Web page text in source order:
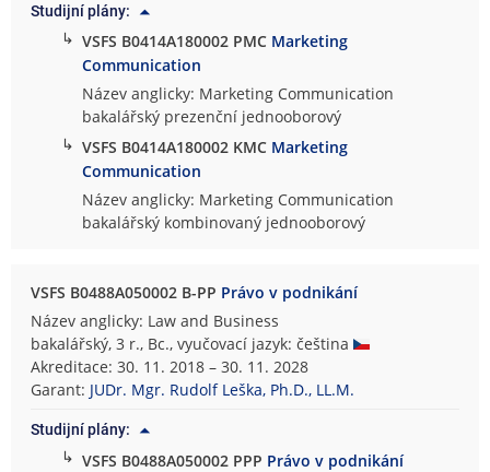
Studijní plány:
↳ VSFS B0414A180002 PMC Marketing
Communication
Název anglicky: Marketing Communication
bakalářský prezenční jednooborový
↳ VSFS B0414A180002 KMC Marketing
Communication
Název anglicky: Marketing Communication
bakalářský kombinovaný jednooborový
VSFS B0488A050002 B-PP Právo v podnikání
Název anglicky: Law and Business
bakalářský, 3 r., Bc., vyučovací jazyk: čeština
Akreditace: 30. 11. 2018 – 30. 11. 2028
Garant: JUDr. Mgr. Rudolf Leška, Ph.D., LL.M.
Studijní plány:
↳ VSFS B0488A050002 PPP Právo v podnikání